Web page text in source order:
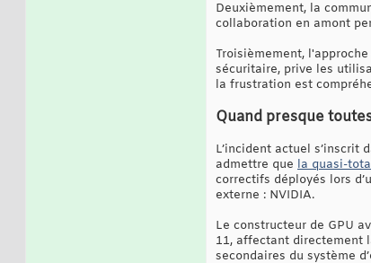
Deuxièmement, la
collaboration en amont
Troisièmement,
sécuritaire, prive les
la frustration est
Quand presque
L’incident actuel
admettre que la quasi-
correctifs déployés lors
externe : NVIDIA.
Le constructeur de GPU
11, affectant directement
secondaires du système